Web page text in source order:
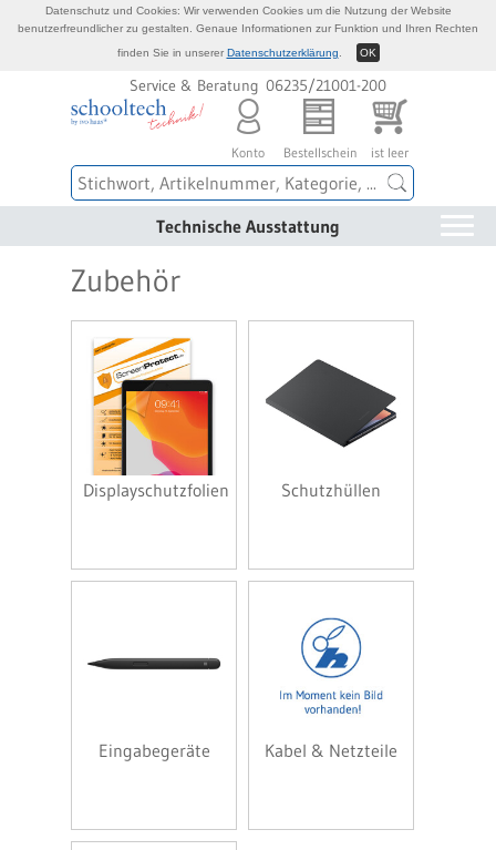
Service & Beratung 06235/21001-200
Konto Bestellschein ist leer
Technische Ausstattung
Zubehör
Displayschutzfolien Schutzhüllen
Eingabegeräte Kabel & Netzteile
Datenschutz und Cookies: Wir verwenden Cookies um die Nutzung der Website
benutzerfreundlicher zu gestalten. Genaue Informationen zur Funktion und Ihren Rechten
finden Sie in unserer Datenschutzerklärung OK